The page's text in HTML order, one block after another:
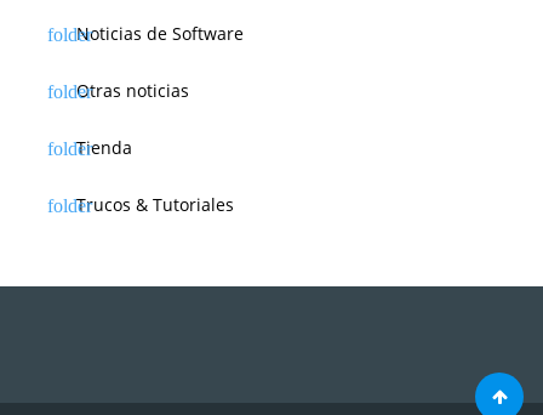
Noticias de Software
Otras noticias
Tienda
Trucos & Tutoriales